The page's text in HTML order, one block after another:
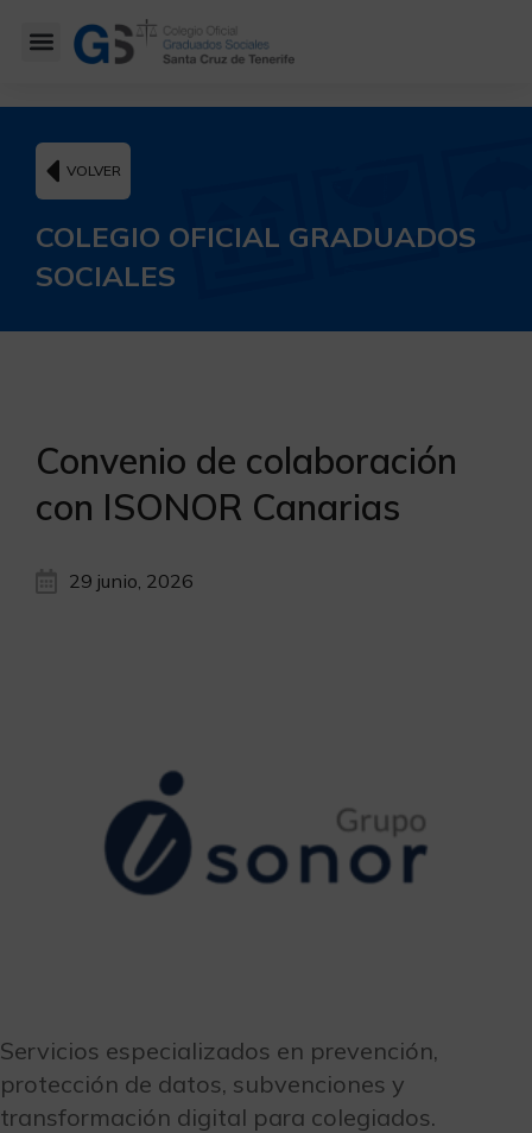
VOLVER
COLEGIO OFICIAL GRADUADOS
SOCIALES
Convenio de colaboración
con ISONOR Canarias
29 junio, 2026
Servicios especializados en prevención,
protección de datos, subvenciones y
transformación digital para colegiados.